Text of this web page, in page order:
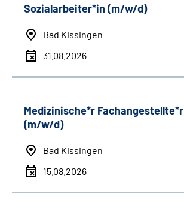
Sozialarbeiter*in (m/w/d)
Bad Kissingen
31.08.2026
Medizinische*r Fachangestellte*r
(m/w/d)
Bad Kissingen
15.08.2026